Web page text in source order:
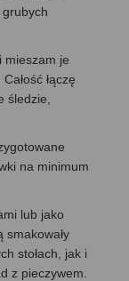
mieszam je
łączę
śledzie,
na minimum
lub jako
smakowały
stołach, jak i
z pieczywem.